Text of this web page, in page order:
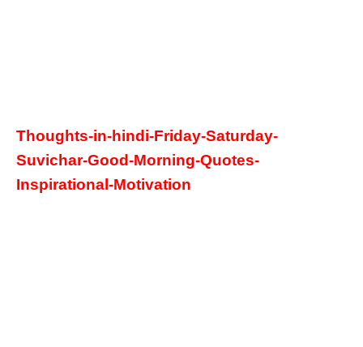
Thoughts-in-hindi-Friday-Saturday-
Suvichar-Good-Morning-Quotes-
Inspirational-Motivation